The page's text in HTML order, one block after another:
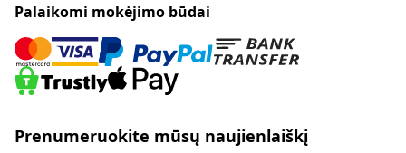
Palaikomi mokėjimo būdai
Prenumeruokite mūsų naujienlaiškį